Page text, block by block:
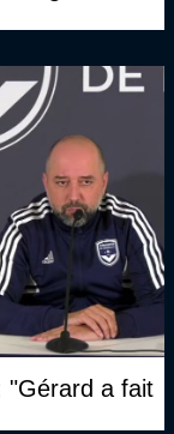
"Gérard a fait